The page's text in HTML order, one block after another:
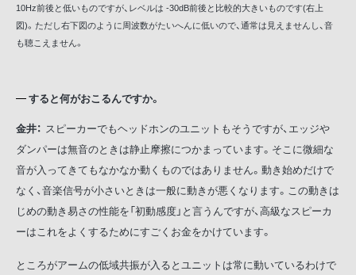
10Hz前後と低いものですが、レベルは -30dB前後と比較的大きいものです(右上
図)。ただし右下図のように周波数がたいへんに低いので、通常は見えませんし、音
も聴こえません。
すると何がおこるんですか。
金井： スピーカーでもヘッドホンのユニットもそうですが、エッジや
ダンパーは無音のときは静止摩擦につかまっています。そこに微細な
音が入ってきてもなかなか動くものではありません。動き始めだけで
なく、音楽信号が小さいときは一般に動きが悪くなります。この動きは
じめの動き易さの性能を「初動感度」と言うんですが、高級なスピーカ
ーはこれをよくするためにすごくお金をかけています。
ところがアームの低域共振が入るとユニットは常に動いているわけで